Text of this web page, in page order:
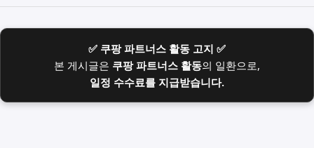
✅ 쿠팡 파트너스 활동 고지 ✅
본 게시글은 쿠팡 파트너스 활동의 일환으로,
일정 수수료를 지급받습니다.